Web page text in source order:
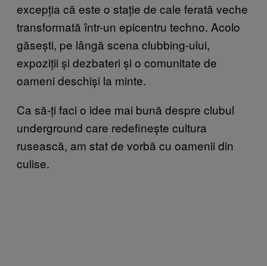
excepția că este o stație de cale ferată veche
transformată într-un epicentru techno. Acolo
găsești, pe lângă scena clubbing-ului,
expoziții și dezbateri și o comunitate de
oameni deschiși la minte.
Ca să-ți faci o idee mai bună despre clubul
underground care redefinește cultura
rusească, am stat de vorbă cu oamenii din
culise.